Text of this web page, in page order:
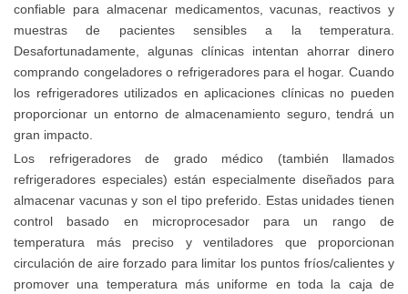
confiable para almacenar medicamentos, vacunas, reactivos y
muestras de pacientes sensibles a la temperatura.
Desafortunadamente, algunas clínicas intentan ahorrar dinero
comprando congeladores o refrigeradores para el hogar. Cuando
los refrigeradores utilizados en aplicaciones clínicas no pueden
proporcionar un entorno de almacenamiento seguro, tendrá un
gran impacto.
Los refrigeradores de grado médico (también llamados
refrigeradores especiales) están especialmente diseñados para
almacenar vacunas y son el tipo preferido. Estas unidades tienen
control basado en microprocesador para un rango de
temperatura más preciso y ventiladores que proporcionan
circulación de aire forzado para limitar los puntos fríos/calientes y
promover una temperatura más uniforme en toda la caja de